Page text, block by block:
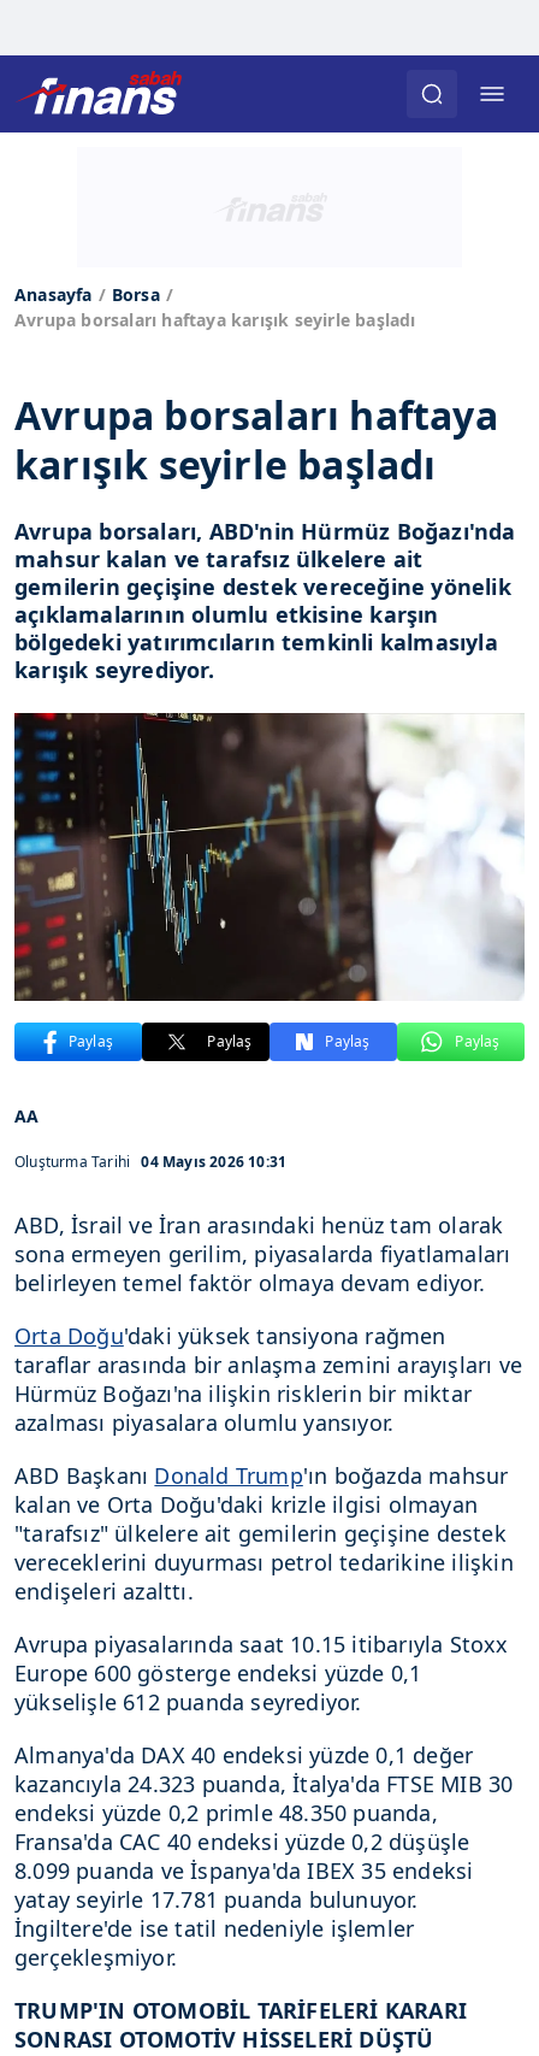
Anasayfa
Borsa
Avrupa borsaları haftaya karışık seyirle başladı
Avrupa borsaları haftaya
karışık seyirle başladı
Avrupa borsaları, ABD'nin Hürmüz Boğazı'nda
mahsur kalan ve tarafsız ülkelere ait
gemilerin geçişine destek vereceğine yönelik
açıklamalarının olumlu etkisine karşın
bölgedeki yatırımcıların temkinli kalmasıyla
karışık seyrediyor.
Paylaş Paylaş Paylaş Paylaş
AA
Oluşturma Tarihi 04 Mayıs 2026 10:31
ABD, İsrail ve İran arasındaki henüz tam olarak
sona ermeyen gerilim, piyasalarda fiyatlamaları
belirleyen temel faktör olmaya devam ediyor.
Orta Doğu'daki yüksek tansiyona rağmen
taraflar arasında bir anlaşma zemini arayışları ve
Hürmüz Boğazı'na ilişkin risklerin bir miktar
azalması piyasalara olumlu yansıyor.
ABD Başkanı Donald Trump'ın boğazda mahsur
kalan ve Orta Doğu'daki krizle ilgisi olmayan
"tarafsız" ülkelere ait gemilerin geçişine destek
vereceklerini duyurması petrol tedarikine ilişkin
endişeleri azalttı.
Avrupa piyasalarında saat 10.15 itibarıyla Stoxx
Europe 600 gösterge endeksi yüzde 0,1
yükselişle 612 puanda seyrediyor.
Almanya'da DAX 40 endeksi yüzde 0,1 değer
kazancıyla 24.323 puanda, İtalya'da FTSE MIB 30
endeksi yüzde 0,2 primle 48.350 puanda,
Fransa'da CAC 40 endeksi yüzde 0,2 düşüşle
8.099 puanda ve İspanya'da IBEX 35 endeksi
yatay seyirle 17.781 puanda bulunuyor.
İngiltere'de ise tatil nedeniyle işlemler
gerçekleşmiyor.
TRUMP'IN OTOMOBİL TARİFELERİ KARARI
SONRASI OTOMOTİV HİSSELERİ DÜŞTÜ